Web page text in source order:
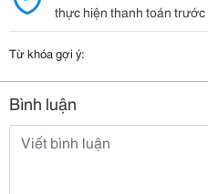
thực hiện thanh toán
Từ khóa gợi ý:
Bình luận